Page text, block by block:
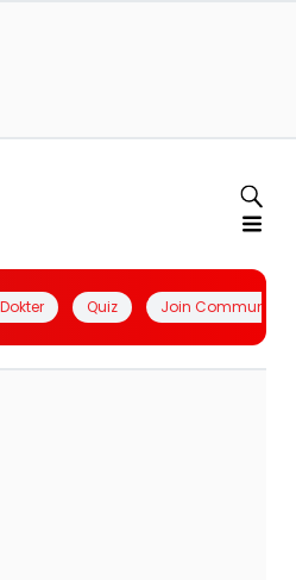
Quiz Join Community